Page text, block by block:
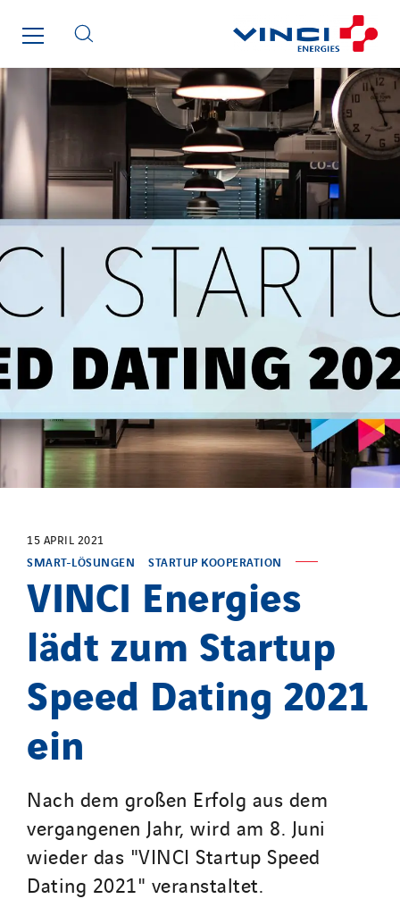
15 APRIL 2021
SMART-LÖSUNGEN
STARTUP KOOPERATION
VINCI Energies
lädt zum Startup
Speed Dating 2021
ein
Nach dem großen Erfolg aus dem
vergangenen Jahr, wird am 8. Juni
wieder das "VINCI Startup Speed
Dating 2021" veranstaltet.